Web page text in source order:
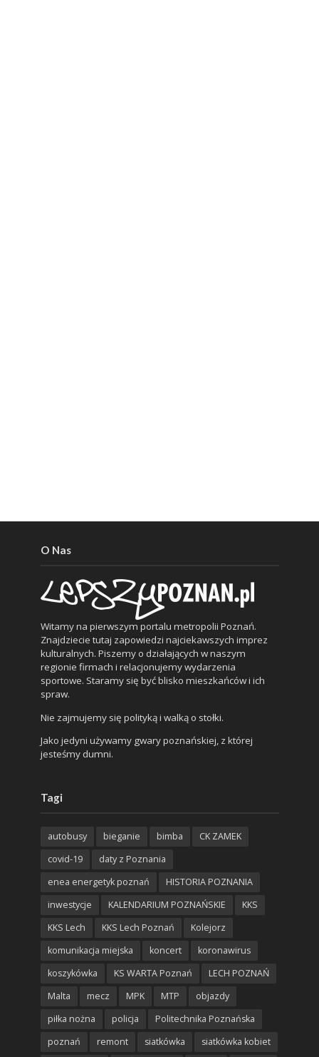
O Nas
Witamy na pierwszym portalu metropolii Poznań.
Znajdziecie tutaj zapowiedzi najciekawszych imprez
kulturalnych. Piszemy o działających w naszym
regionie firmach i relacjonujemy wydarzenia
sportowe. Staramy się być blisko mieszkańców i ich
spraw.
Nie zajmujemy się polityką i walką o stołki.
Jako jedyni używamy gwary poznańskiej, z której
jesteśmy dumni.
Tagi
autobusy bieganie bimba
CK ZAMEK
covid-19
daty z Poznania
enea energetyk poznań
HISTORIA POZNANIA
inwestycje
KALENDARIUM POZNAŃSKIE
KKS
KKS Lech
KKS Lech Poznań
Kolejorz
komunikacja miejska
koncert
koronawirus
koszykówka
KS WARTA Poznań
LECH POZNAŃ
Malta
mecz MPK MTP
objazdy
piłka nożna
policja
Politechnika Poznańska
poznań
remont siatkówka siatkówka kobiet